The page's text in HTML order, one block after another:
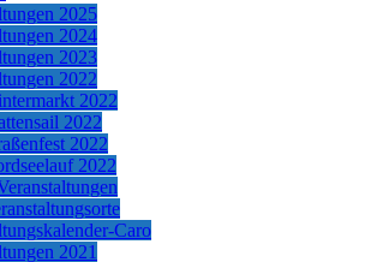
2025
2024
2023
2022
2022
2022
2022
2022
Caro
2021